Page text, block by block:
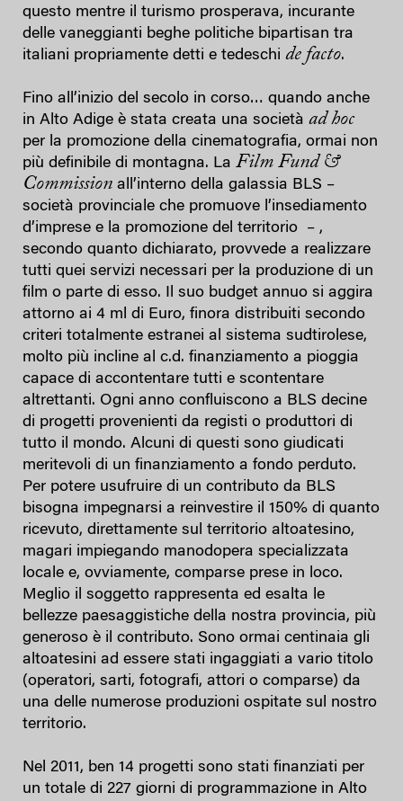
questo mentre il turismo prosperava, incurante
delle vaneggianti beghe politiche bipartisan tra
italiani propriamente detti e tedeschi de facto.
Fino all’inizio del secolo in corso… quando anche
in Alto Adige è stata creata una società ad hoc
per la promozione della cinematografia, ormai non
più definibile di montagna. La Film Fund &
Commission all’interno della galassia BLS –
società provinciale che promuove l’insediamento
d’imprese e la promozione del territorio – ,
secondo quanto dichiarato, provvede a realizzare
tutti quei servizi necessari per la produzione di un
film o parte di esso. Il suo budget annuo si aggira
attorno ai 4 ml di Euro, finora distribuiti secondo
criteri totalmente estranei al sistema sudtirolese,
molto più incline al c.d. finanziamento a pioggia
capace di accontentare tutti e scontentare
altrettanti. Ogni anno confluiscono a BLS decine
di progetti provenienti da registi o produttori di
tutto il mondo. Alcuni di questi sono giudicati
meritevoli di un finanziamento a fondo perduto.
Per potere usufruire di un contributo da BLS
bisogna impegnarsi a reinvestire il 150% di quanto
ricevuto, direttamente sul territorio altoatesino,
magari impiegando manodopera specializzata
locale e, ovviamente, comparse prese in loco.
Meglio il soggetto rappresenta ed esalta le
bellezze paesaggistiche della nostra provincia, più
generoso è il contributo. Sono ormai centinaia gli
altoatesini ad essere stati ingaggiati a vario titolo
(operatori, sarti, fotografi, attori o comparse) da
una delle numerose produzioni ospitate sul nostro
territorio.
Nel 2011, ben 14 progetti sono stati finanziati per
un totale di 227 giorni di programmazione in Alto